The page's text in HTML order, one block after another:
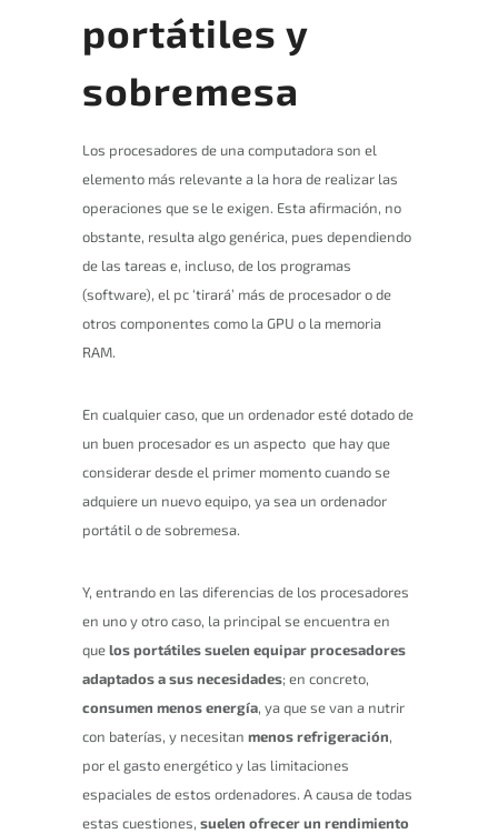
portátiles y
sobremesa
Los procesadores de una computadora son el
elemento más relevante a la hora de realizar las
operaciones que se le exigen. Esta afirmación, no
obstante, resulta algo genérica, pues dependiendo
de las tareas e, incluso, de los programas
(software), el pc ‘tirará’ más de procesador o de
otros componentes como la GPU o la memoria
RAM.
En cualquier caso, que un ordenador esté dotado de
un buen procesador es un aspecto que hay que
considerar desde el primer momento cuando se
adquiere un nuevo equipo, ya sea un ordenador
portátil o de sobremesa.
Y, entrando en las diferencias de los procesadores
en uno y otro caso, la principal se encuentra en
quelos portátiles suelen equipar procesadores
adaptados a sus necesidades; en concreto,
consumen menos energía, ya que se van a nutrir
con baterías, y necesitan menos refrigeración,
por el gasto energético y las limitaciones
espaciales de estos ordenadores. A causa de todas
estas cuestiones, suelen ofrecer un rendimiento